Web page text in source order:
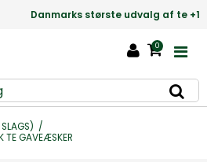
udvalg af te +1000 slags
0
/
TE GAVEÆSKER